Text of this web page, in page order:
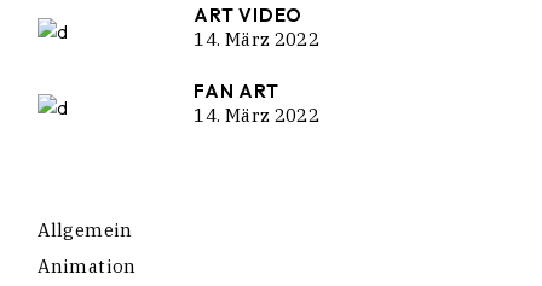
ART VIDEO
14. März 2022
FAN ART
14. März 2022
Allgemein
Animation